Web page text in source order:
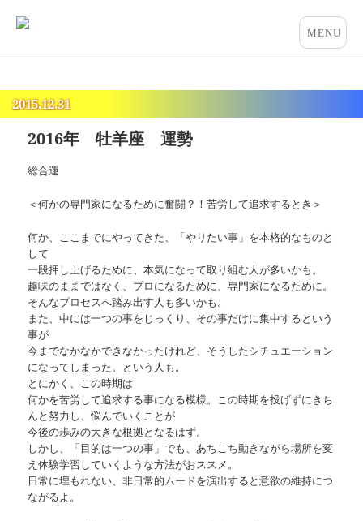
2015.12.31
2016年 牡羊座 運勢
総合運
＜何かの専門家になるために奮闘？！苦労して追求するとき＞
何か、ここまでにやってきた、「やりたい事」を本格的なものと
して
一段押し上げるために、本気になって取り組む人が多いかも。
趣味のままではなく、プロになるために、専門家になるために。
そんなプロセスへ踏み出す人も多いかも。
また、中には一つの事をじっくり、その事だけに集中するという
事が
今までなかなかできなかったけれど、そうしたシチュエーション
になってしまった。という人も。
とにかく、この時期は
何かを苦労して追求する事になる模様。この時期を投げずにきち
んと努力し、悩んでいくことが
今後の歩みの大きな根拠となるはず。
しかし、「目的は一つの事」でも、あちこち動きながら場所を変
え体験学習していくような方法がおススメ。
日常に埋もれない、非日常的ムードを演出すると意欲の維持につ
ながるよ。